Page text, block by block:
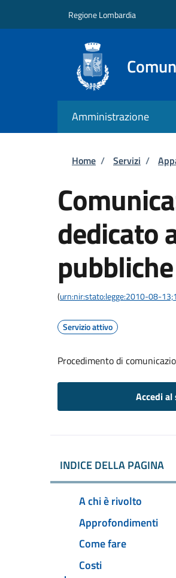
Regione Lombardia
Amministrazione
Briciole
Home / Servizi /
dedicato
pubbliche
(urn:nir:stato:legge:2010-08-
Servizio attivo
Procedimento di
Accedi
INDICE DELLA PAGINA
A chi è rivolto
Approfondimenti
Come fare
Costi